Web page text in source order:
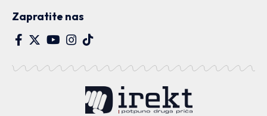
Zapratite nas